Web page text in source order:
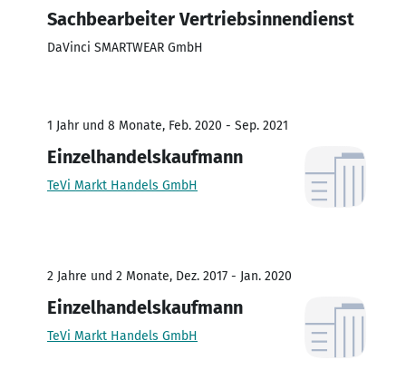
Sachbearbeiter Vertriebsinnendienst
DaVinci SMARTWEAR GmbH
1 Jahr und 8 Monate, Feb. 2020 - Sep. 2021
Einzelhandelskaufmann
TeVi Markt Handels GmbH
2 Jahre und 2 Monate, Dez. 2017 - Jan. 2020
Einzelhandelskaufmann
TeVi Markt Handels GmbH